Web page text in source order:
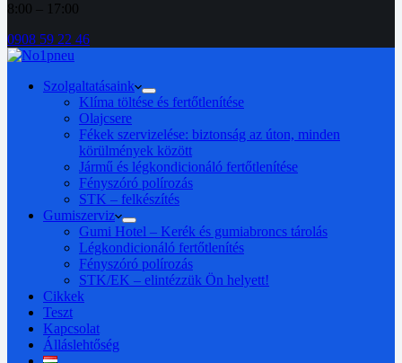
8:00 – 17:00
0908 59 22 46
Szolgaltatásaink
Klíma töltése és fertőtlenítése
Olajcsere
Fékek szervizelése: biztonság az úton, minden
körülmények között
Jármű és légkondicionáló fertőtlenítése
Fényszóró polírozás
STK – felkészítés
Gumiszerviz
Gumi Hotel – Kerék és gumiabroncs tárolás
Légkondicionáló fertőtlenítés
Fényszóró polírozás
STK/EK – elintézzük Ön helyett!
Cikkek
Teszt
Kapcsolat
Álláslehtőség